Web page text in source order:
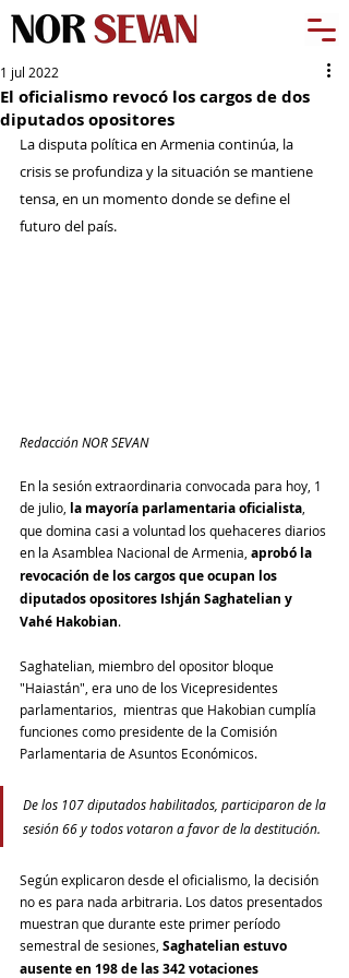
El oficialismo revocó los cargos de dos
diputados opositores
1 jul 2022
La disputa política en Armenia continúa, la
crisis se profundiza y la situación se mantiene
tensa, en un momento donde se define el
futuro del país.
Redacción NOR SEVAN
En la sesión extraordinaria convocada para hoy, 1
de julio, la mayoría parlamentaria oficialista
que domina casi a voluntad los quehaceres diarios
en la Asamblea Nacional de Armenia, aprobó la
revocación de los cargos que ocupan los
diputados opositores Ishján Saghatelian y
Vahé Hakobian.
Saghatelian, miembro del opositor bloque
"Haiastán", era uno de los Vicepresidentes
parlamentarios,  mientras que Hakobian cumplía
funciones como presidente de la Comisión
Parlamentaria de Asuntos Económicos.
De los 107 diputados habilitados, participaron de la
sesión 66 y todos votaron a favor de la destitución.
Según explicaron desde el oficialismo, la decisión
no es para nada arbitraria. Los datos presentados
muestran que durante este primer período
semestral de sesiones, Saghatelian estuvo
ausente en 198 de las 342 votaciones